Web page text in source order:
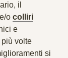
il
o colliri
e
volte
si